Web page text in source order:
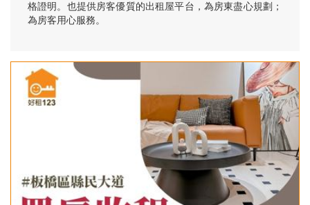
格證明。也提供房客優質的出租屋平台，為房東盡心規劃；
為房客用心服務。